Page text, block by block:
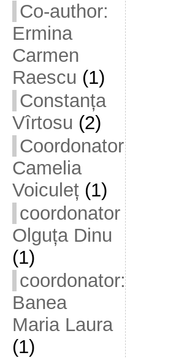
Co-author:
Ermina
Carmen
Raescu (1)
Constanța
Vîrtosu (2)
Coordonator
Camelia
Voiculeț(1)
coordonator
Olguța Dinu
(1)
coordonator:
Banea
Maria Laura
(1)